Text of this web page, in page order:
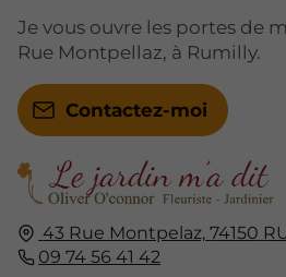
43 Rue Montpelaz, 74150
09 74 56 41 42
Je vous ouvre les portes de
Rue Montpellaz, à Rumilly.
Contactez-moi